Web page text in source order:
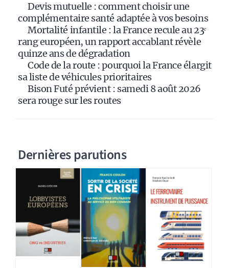
Devis mutuelle : comment choisir une
complémentaire santé adaptée à vos besoins
Mortalité infantile : la France recule au 23ᵉ
rang européen, un rapport accablant révèle
quinze ans de dégradation
Code de la route : pourquoi la France élargit
sa liste de véhicules prioritaires
Bison Futé prévient : samedi 8 août 2026
sera rouge sur les routes
Dernières parutions